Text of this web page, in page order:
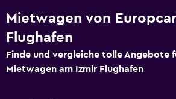
Mietwagen von
Flughafen
Finde und vergleiche tolle Angebote
Mietwagen am Izmir Flughafen